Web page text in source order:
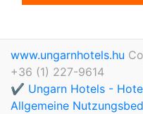
www.ungarnhotels.hu
+36 (1) 227-9614
✔️ Ungarn Hotels -
Allgemeine